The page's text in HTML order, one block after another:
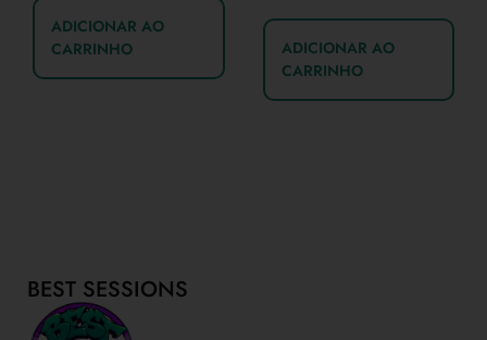
ADICIONAR AO
CARRINHO
ADICIONAR AO
CARRINHO
BEST SESSIONS